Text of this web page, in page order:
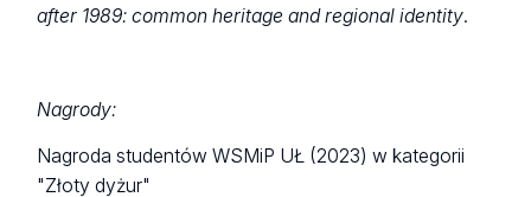
after 1989: common heritage and regional identity.
Nagrody:
Nagroda studentów WSMiP UŁ (2023) w kategorii
"Złoty dyżur"